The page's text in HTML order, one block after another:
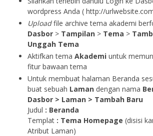
wordpress Anda ( http://
Uploadfile archive tema akademi
Dasbor > Tampilan > Tema >
Unggah Tema
Aktifkan tema Akademi untuk
fitur bawaan tema
Untuk membuat halaman Beranda
buat sebuah Laman dengan nama
Dasbor > Laman > Tambah Baru
Judul : Beranda
Templat : Tema Homepage (disisi
Atribut Laman)